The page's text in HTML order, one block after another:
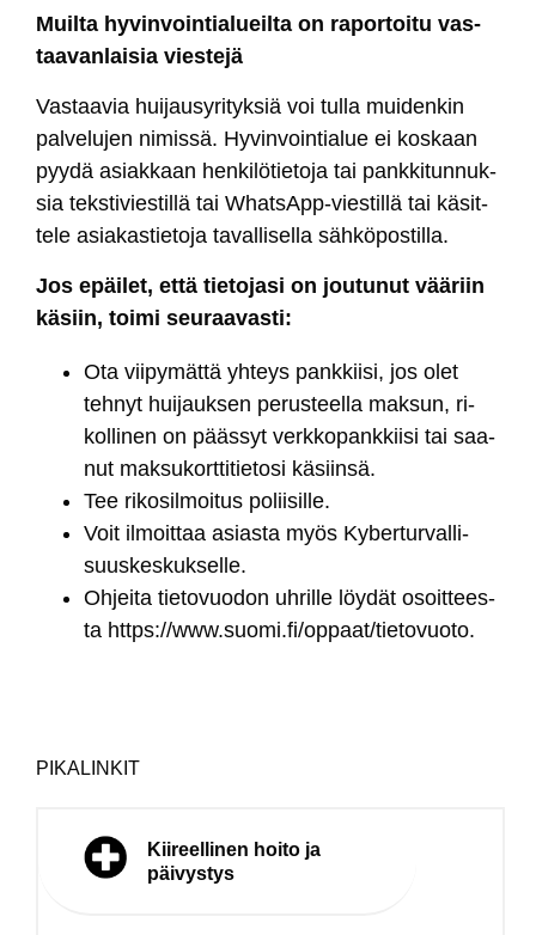
Muil­ta hy­vin­voin­tia­lueil­ta on ra­por­toi­tu vas­
taa­van­lai­sia vies­te­jä
Vas­taa­via hui­jau­sy­ri­tyk­siä voi tul­la mui­den­kin
pal­ve­lu­jen ni­mis­sä. Hy­vin­voin­tia­lue ei kos­kaan
pyy­dä asiak­kaan hen­ki­lö­tie­to­ja tai pank­ki­tun­nuk­
sia teks­ti­vies­til­lä tai What­sApp-vies­til­lä tai kä­sit­
te­le asia­kas­tie­to­ja ta­val­li­sel­la säh­kö­pos­til­la.
Jos epäi­let, et­tä tie­to­ja­si on jou­tu­nut vää­riin
kä­siin, toi­mi seu­raa­vas­ti:
Ota vii­py­mät­tä yh­teys pank­kii­si, jos olet
teh­nyt hui­jauk­sen pe­rus­teel­la mak­sun, ri­
kol­li­nen on pääs­syt verk­ko­pank­kii­si tai saa­
nut mak­su­kort­ti­tie­to­si kä­siin­sä.
Tee ri­ko­sil­moi­tus po­lii­sil­le.
Voit il­moit­taa asias­ta myös Ky­ber­tur­val­li­
suus­kes­kuk­sel­le.
Oh­jei­ta tie­to­vuo­don uh­ril­le löy­dät osoit­tees­
ta https://www.suo­mi.fi/op­paat/tie­to­vuo­to.
PIKALINKIT
Kiireellinen hoito ja
päivystys